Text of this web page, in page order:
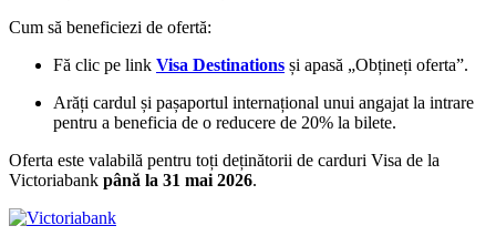
Cum să beneficiezi de ofertă:
Fă clic pe link Visa Destinations și apasă „Obțineți oferta”.
Arăți cardul și pașaportul internațional unui angajat la intrare
pentru a beneficia de o reducere de 20% la bilete.
Oferta este valabilă pentru toți deținătorii de carduri Visa de la
Victoriabank până la 31 mai 2026.